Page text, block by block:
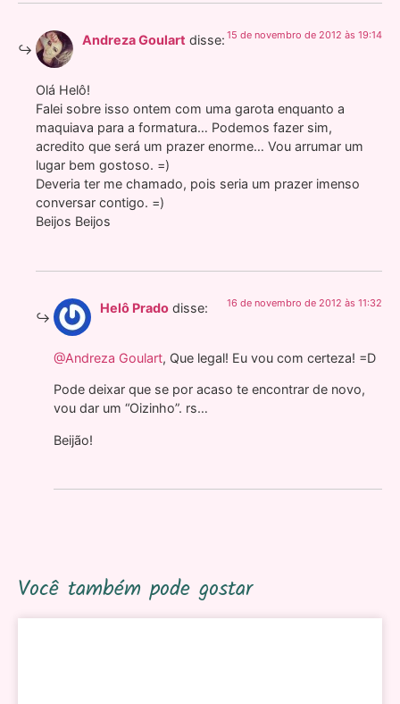
Andreza Goulart disse: 15 de novembro de 2012 às 19:14
Olá Helô!
Falei sobre isso ontem com uma garota enquanto a
maquiava para a formatura… Podemos fazer sim,
acredito que será um prazer enorme… Vou arrumar um
lugar bem gostoso. =)
Deveria ter me chamado, pois seria um prazer imenso
conversar contigo. =)
Beijos Beijos
Helô Prado disse: 16 de novembro de 2012 às 11:32
@Andreza Goulart, Que legal! Eu vou com certeza! =D
Pode deixar que se por acaso te encontrar de novo,
vou dar um “Oizinho”. rs…
Beijão!
Você também pode gostar